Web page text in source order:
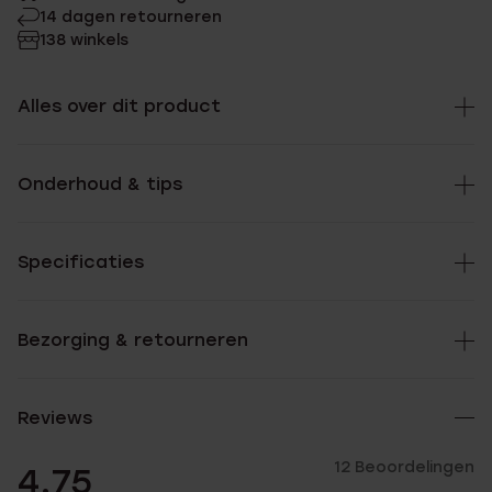
14 dagen retourneren
138 winkels
Alles over dit product
Onderhoud & tips
Specificaties
Bezorging & retourneren
Reviews
4.75 12 Beoordelingen